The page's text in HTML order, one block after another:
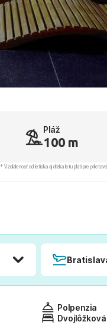
Pláž
100 m
* Vzdialenosť od letiska aj dľžka letu platí pre
Polpenzia